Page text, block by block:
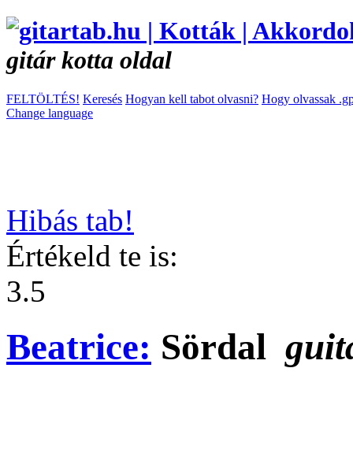
gitár kotta oldal
FELTÖLTÉS! Keresés Hogyan kell tabot olvasni? Hogy olvassak
Change language
Hibás tab!
Értékeld te is:
3.5
Beatrice: Sördal